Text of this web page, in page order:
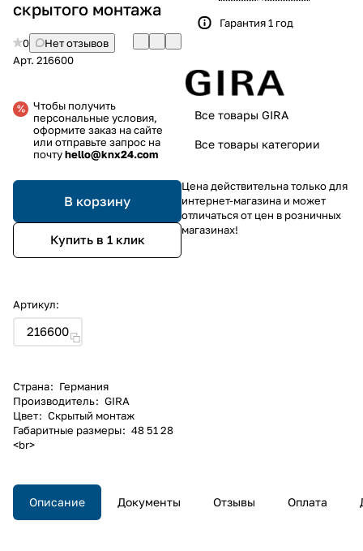
скрытого монтажа
0
Нет отзывов
Арт. 216600
Чтобы получить
персональные условия,
оформите заказ на сайте
или отправьте запрос на
почтуhello@knx24.com
В корзину
Купить в 1 клик
Артикул:
216600
Страна: Германия
Производитель: GIRA
Цвет: Скрытый монтаж
Габаритные размеры: 48 51 28
<br>
Гарантия 1 год
Все товары GIRA
Все товары категории
Цена действительна только для
интернет-магазина и может
отличаться от цен в розничных
магазинах!
Описание Документы Отзывы Оплата